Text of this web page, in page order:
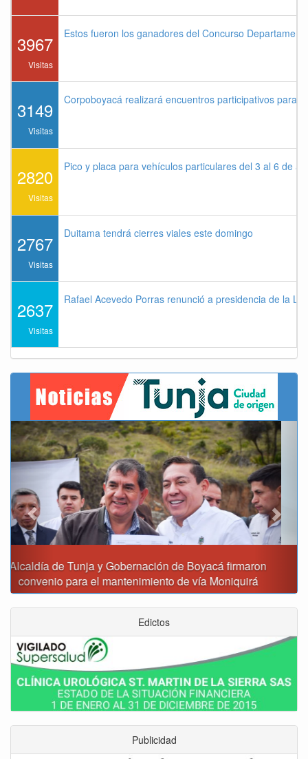
3967
Visitas
Estos fueron los ganadores del Concurso
3149
Visitas
Corpoboyacá realizará encuentros participativos para
2820
Visitas
Pico y placa para vehículos particulares del 3 al 6 de
2767
Visitas
Duitama tendrá cierres viales este domingo
2637
Visitas
Rafael Acevedo Porras renunció a presidencia de la
Reporte del tiempo en Boyacá para el viernes
Previous Next
Edictos
Publicidad